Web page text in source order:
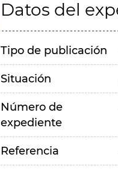
Datos del
Tipo de publicación
Situación
Número de
expediente
Referencia